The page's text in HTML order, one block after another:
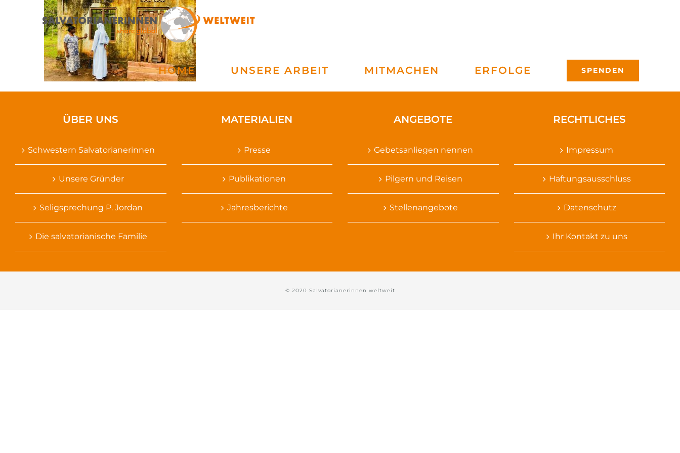
HOME UNSERE ARBEIT MITMACHEN ERFOLGE SPENDEN
ÜBER UNS
Schwestern Salvatorianerinnen
Unsere Gründer
Seligsprechung P. Jordan
Die salvatorianische Familie
MATERIALIEN
Presse
Publikationen
Jahresberichte
ANGEBOTE
Gebetsanliegen nennen
Pilgern und Reisen
Stellenangebote
RECHTLICHES
Impressum
Haftungsausschluss
Datenschutz
Ihr Kontakt zu uns
© 2020 Salvatorianerinnen weltweit